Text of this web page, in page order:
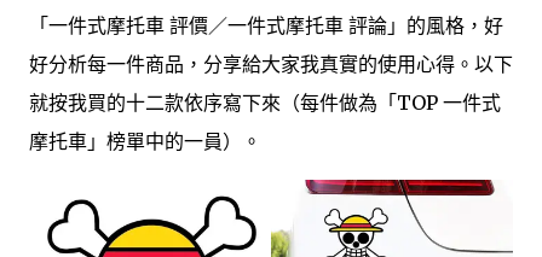
「一件式摩托車 評價／一件式摩托車 評論」的風格，好
好分析每一件商品，分享給大家我真實的使用心得。以下
就按我買的十二款依序寫下來（每件做為「TOP 一件式
摩托車」榜單中的一員）。